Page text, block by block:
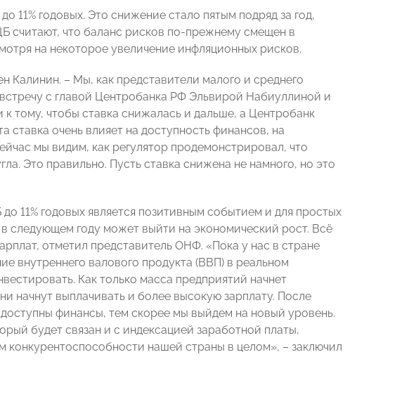
11% годовых. Это снижение стало пятым подряд за год,
считают, что баланс рисков по-прежнему смещен в
на некоторое увеличение инфляционных рисков.
Калинин. – Мы, как представители малого и среднего
с главой Центробанка РФ Эльвирой Набиуллиной и
тому, чтобы ставка снижалась и дальше, а Центробанк
очень влияет на доступность финансов, на
мы видим, как регулятор продемонстрировал, что
Это правильно. Пусть ставка снижена не намного, но это
11% годовых является позитивным событием и для простых
следующем году может выйти на экономический рост. Всё
отметил представитель ОНФ. «Пока у нас в стране
внутреннего валового продукта (ВВП) в реальном
Как только масса предприятий начнет
начнут выплачивать и более высокую зарплату. После
финансы, тем скорее мы выйдем на новый уровень.
будет связан и с индексацией заработной платы,
нашей страны в целом», – заключил